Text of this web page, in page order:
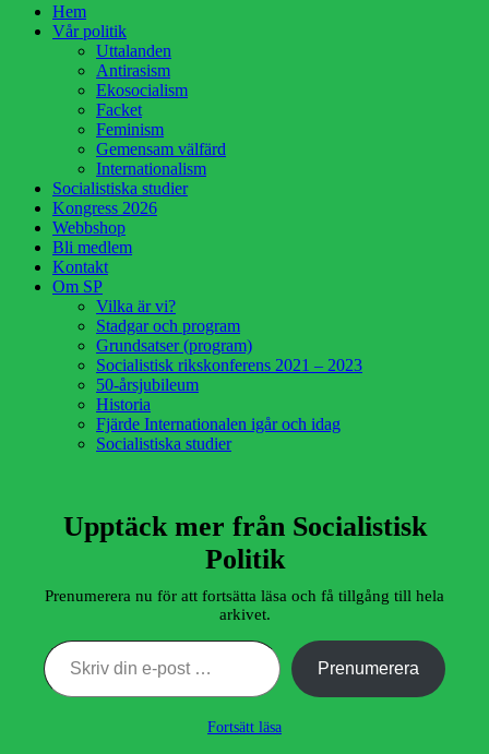
Hem
Vår politik
Uttalanden
Antirasism
Ekosocialism
Facket
Feminism
Gemensam välfärd
Internationalism
Socialistiska studier
Kongress 2026
Webbshop
Bli medlem
Kontakt
Om SP
Vilka är vi?
Stadgar och program
Grundsatser (program)
Socialistisk rikskonferens 2021 – 2023
50-årsjubileum
Historia
Fjärde Internationalen igår och idag
Socialistiska studier
Upptäck mer från Socialistisk
Politik
Prenumerera nu för att fortsätta läsa och få tillgång till hela
arkivet.
Skriv din e-post …
Prenumerera
Fortsätt läsa